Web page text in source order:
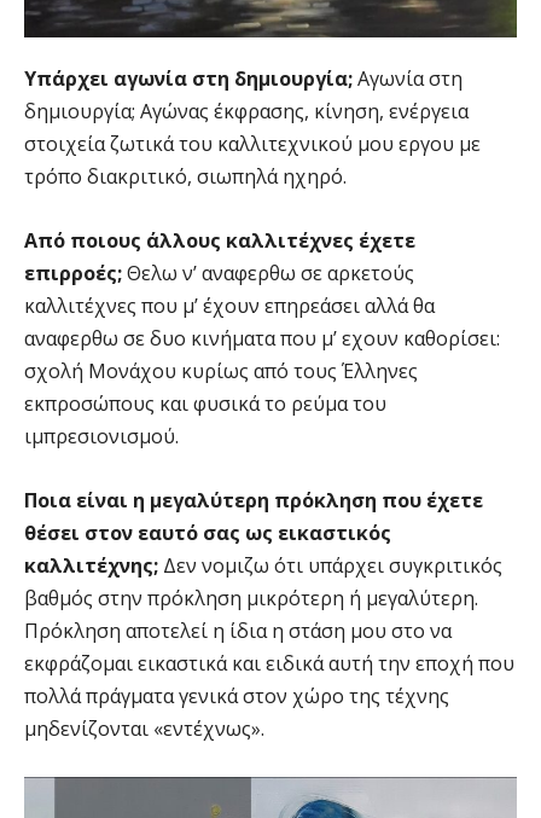
Υπάρχει αγωνία στη δημιουργία;Αγωνία στη
δημιουργία; Αγώνας έκφρασης, κίνηση, ενέργεια
στοιχεία ζωτικά του καλλιτεχνικού μου εργου με
τρόπο διακριτικό, σιωπηλά ηχηρό.
Από ποιους άλλους καλλιτέχνες έχετε
επιρροές;Θελω ν’ αναφερθω σε αρκετούς
καλλιτέχνες που μ’ έχουν επηρεάσει αλλά θα
αναφερθω σε δυο κινήματα που μ’ εχουν καθορίσει:
σχολή Μονάχου κυρίως από τους Έλληνες
εκπροσώπους και φυσικά το ρεύμα του
ιμπρεσιονισμού.
Ποια είναι η μεγαλύτερη πρόκληση που έχετε
θέσει στον εαυτό σας ως εικαστικός
καλλιτέχνης; Δεν νομιζω ότι υπάρχει συγκριτικός
βαθμός στην πρόκληση μικρότερη ή μεγαλύτερη.
Πρόκληση αποτελεί η ίδια η στάση μου στο να
εκφράζομαι εικαστικά και ειδικά αυτή την εποχή που
πολλά πράγματα γενικά στον χώρο της τέχνης
μηδενίζονται «εντέχνως».